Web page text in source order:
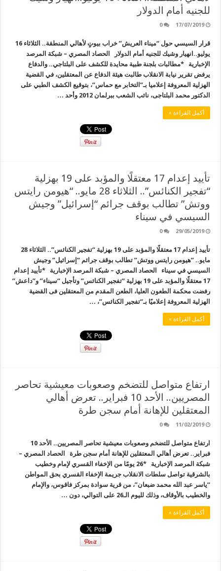
للجنيه أمام الدولار
17/07/2019
0
قرار السيسي حول “ميناء العريش” خراب بيوتٍ لأهالي المنطقة.. الثلاثاء 16
يوليو..انهيار وشيك للجنيه أمام الدولار الحصاد المصري – شبكة المرصد
الإخبارية *مطالبات بلجنة طبية محايدة للكشف على البلتاجي.. والدفاع
يرفض تقرير نيابة الانقلاب طالبت هيئة الدفاع عن المعتقلين، في القضية
الهزلية المعروفة إعلاميا بـ”التخابر مع حماس”، بتوقيع الكشف الطبي على
الدكتور محمد البلتاجى، نائب الشعب ببرلمان 2012 وأحد …
أكمل القراءة »
تأييد إعدام 17 معتقلًا والمؤبد على 19 بهزلية
“تفجير الكنائس”.. الثلاثاء 28 مايو.. “هيومن رايتس
ووتش” تطالب بوقف جرائم “إسرائيل” وجيش
السيسي في سيناء
29/05/2019
0
تأييد إعدام 17 معتقلًا والمؤبد على 19 بهزلية “تفجير الكنائس”.. الثلاثاء 28
مايو.. “هيومن رايتس ووتش” تطالب بوقف جرائم “إسرائيل” وجيش
السيسي في سيناء الحصاد المصري – شبكة المرصد الإخبارية *تأييد إعدام
17 معتقلًا والمؤبد على 19 بهزلية “تفجير الكنائس” وتأجيل “سيناء” و”داعش”
رفضت محكمة الطعون العليا، الطعن المقدم من المعتقلين فى القضية
الهزلية المعروفة إعلاميًا بـ”تفجير الكنائس”، …
أكمل القراءة »
ارتفاع متواصل للتضخم وصعوبات معيشية تحاصر
المصريين.. الأحد 10 فبراير.. تعرض أهالي
المعتقلين للإهانة أمام سجن طرة
11/02/2019
0
ارتفاع متواصل للتضخم وصعوبات معيشية تحاصر المصريين.. الأحد 10
فبراير.. تعرض أهالي المعتقلين للإهانة أمام سجن طرة الحصاد المصري –
شبكة المرصد الإخبارية *26 يومًا من الإخفاء القسري لإمام وخطيب
بالشرقية تواصل سلطات الانقلاب جريمة الإخفاء القسري بحق المواطن
“ياسر عبد الله محمد ضبعان”، من قرية سوادة بمركز فاقوس، والإمام
والخطيب بالأوقاف، وذلك لليوم الـ26 على التوالي، دون …
أكمل القراءة »